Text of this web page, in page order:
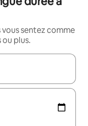
sentez comme
plus.
les flèches vers le